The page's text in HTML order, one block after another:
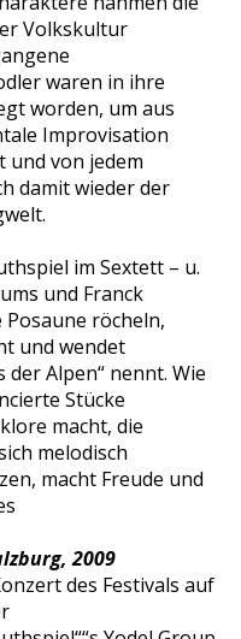
Volkskultur
waren in ihre
worden, um aus
Improvisation
und von jedem
damit wieder der
im Sextett – u.
und Franck
röcheln,
und wendet
der Alpen“ nennt. Wie
Stücke
macht, die
melodisch
macht Freude und
2009
des Festivals auf